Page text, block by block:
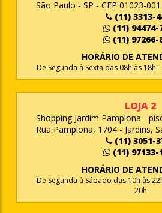
São Paulo - SP - CEP 01023-001
(11) 3313-
(11) 94474-
(11) 97266-
HORÁRIO DE
De Segunda à Sexta das 08h às 18h
LOJA 2
Shopping Jardim Pamplona -
Rua Pamplona, 1704 - Jardins,
(11) 3051-
(11) 97133-
HORÁRIO DE
De Segunda à Sábado das 10h às
20h